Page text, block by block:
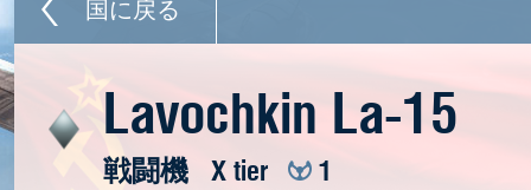
国に戻る
Lavochkin La-15
戦闘機 X tier 1